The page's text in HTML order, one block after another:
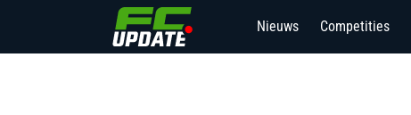
Nieuws Competities